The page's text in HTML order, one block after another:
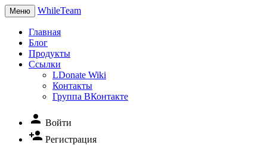
Меню WhileTeam
Главная
Блог
Продукты
Ссылки
LDonate Wiki
Контакты
Группа ВКонтакте
person Войти
person_add Регистрация